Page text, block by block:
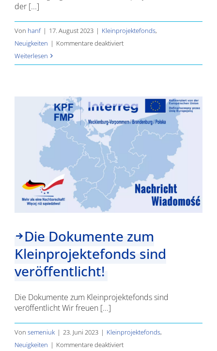
der [...]
Von hanf | 17. August 2023 | Kleinprojektefonds,
Neuigkeiten | Kommentare deaktiviertfür
der
Kleinprojekte
Weiterlesen
Die Dokumente zum
Kleinprojektefonds sind
veröffentlicht!
Die Dokumente zum Kleinprojektefonds sind
veröffentlicht Wir freuen [...]
Von semeniuk | 23. Juni 2023 | Kleinprojektefonds,
Neuigkeiten | Kommentare deaktiviertfür